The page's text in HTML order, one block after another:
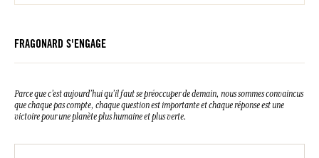
FRAGONARD S'ENGAGE
Parce que c’est aujourd’hui qu’il faut se préoccuper de demain, nous sommes convaincus
que chaque pas compte, chaque question est importante et chaque réponse est une
victoire pour une planète plus humaine et plus verte.